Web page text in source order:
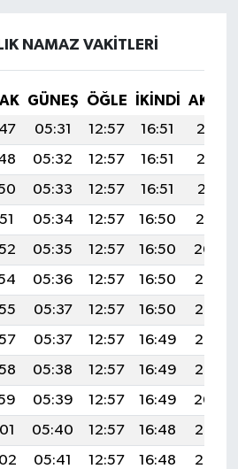
NAMAZ VAKITLERI
GÜNEŞ ÖĞLE İKINDI
05:31 12:57 16:51
20:13
05:32 12:57 16:51
20:12
05:33 12:57 16:51
20:11
05:34 12:57 16:50
20:10
05:35 12:57 16:50
20:09
05:36 12:57 16:50
20:08
05:37 12:57 16:50
20:08
05:37 12:57 16:49
20:06
05:38 12:57 16:49
20:05
05:39 12:57 16:49
20:04
05:40 12:57 16:48
20:03
05:41 12:57 16:48
20:02